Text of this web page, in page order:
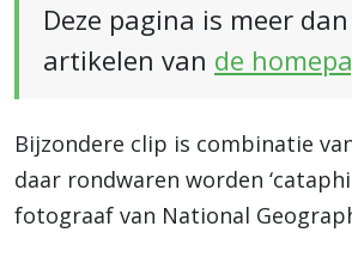
Deze pagina is meer
artikelen van de
Bijzondere clip is combinatie
daar rondwaren worden
fotograaf van National